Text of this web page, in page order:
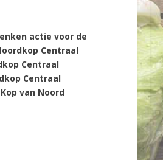
actie voor de
Centraal
Centraal
Centraal
van Noord